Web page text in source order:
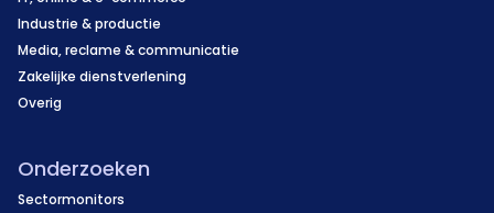
Industrie & productie
Media, reclame & communicatie
Zakelijke dienstverlening
Overig
Onderzoeken
Sectormonitors